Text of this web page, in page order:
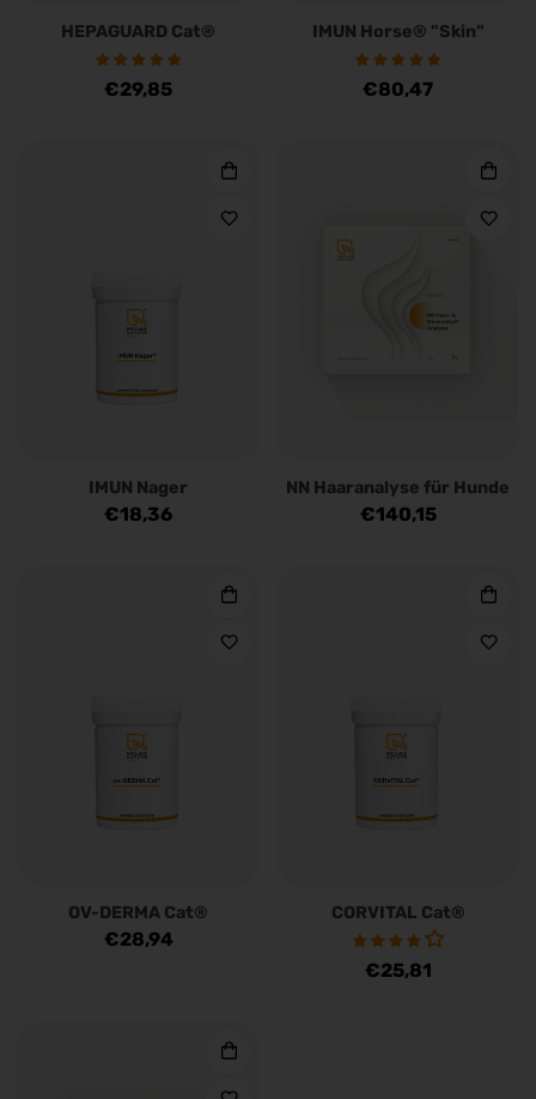
HEPAGUARD Cat®
Regulärer
€29,85
IMUN Horse® "Skin"
Regulärer
€80,47
IMUN Nager
Regulärer
€18,36
NN Haaranalyse für Hunde
Regulärer
€140,15
OV-DERMA Cat®
Regulärer
€28,94
CORVITAL Cat®
Regulärer
€25,81